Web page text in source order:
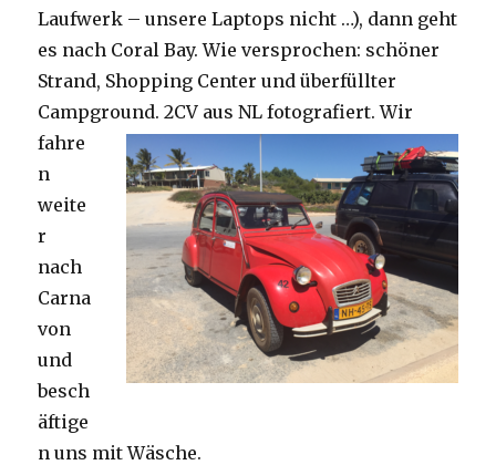
Laufwerk – unsere Laptops nicht …), dann geht
es nach Coral Bay. Wie versprochen: schöner
Strand, Shopping Center und überfüllter
Campground.2CV aus NL fotografiert. Wir
fahre
n
weite
r
nach
Carna
von
und
besch
äftige
n uns mit Wäsche.